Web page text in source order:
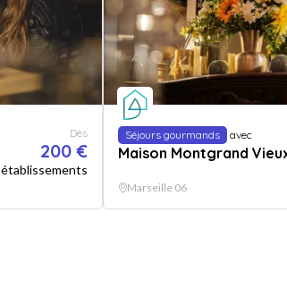
Dès
200 €
établissements
Séjours gourmands avec
Maison Montgrand
Marseille 06